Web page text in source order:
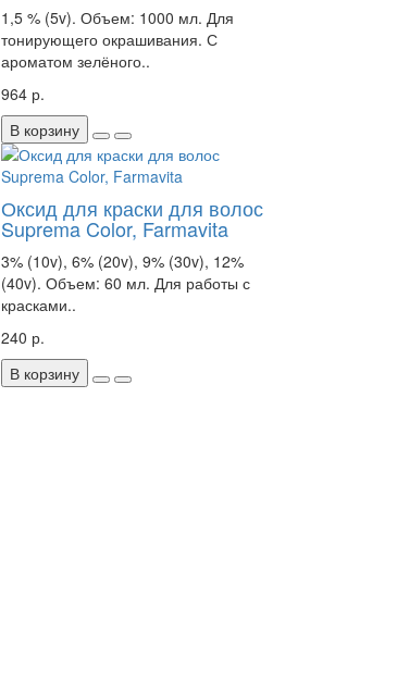
1,5 % (5v). Объем: 1000 мл. Для
тонирующего окрашивания. С
ароматом зелёного..
964 р.
В корзину
Оксид для краски для волос
Suprema Color, Farmavita
3% (10v), 6% (20v), 9% (30v), 12%
(40v). Объем: 60 мл. Для работы с
красками..
240 р.
В корзину